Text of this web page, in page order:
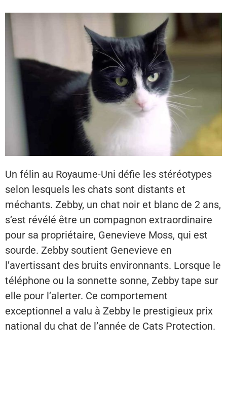
Un félin au Royaume-Uni défie les stéréotypes
selon lesquels les chats sont distants et
méchants. Zebby, un chat noir et blanc de 2 ans,
s’est révélé être un compagnon extraordinaire
pour sa propriétaire, Genevieve Moss, qui est
sourde. Zebby soutient Genevieve en
l’avertissant des bruits environnants. Lorsque le
téléphone ou la sonnette sonne, Zebby tape sur
elle pour l’alerter. Ce comportement
exceptionnel a valu à Zebby le prestigieux prix
national du chat de l’année de Cats Protection.